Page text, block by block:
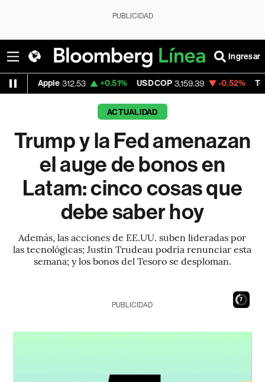
PUBLICIDAD
Ingresar
312.53 +0.51% USD COP 3,159.39 -0.52% Tesla 319.55
ACTUALIDAD
Trump y la Fed amenazan
el auge de bonos en
Latam: cinco cosas que
debe saber hoy
Además, las acciones de EE.UU. suben lideradas por
las tecnológicas; Justin Trudeau podría renunciar esta
semana; y los bonos del Tesoro se desploman.
6
PUBLICIDAD